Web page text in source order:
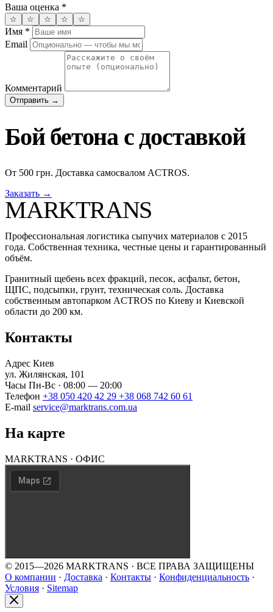
Ваша оценка *
☆ ☆ ☆ ☆ ☆
Имя *
Email
Комментарий
Отправить →
Бой бетона с доставкой
От 500 грн. Доставка самосвалом ACTROS.
Заказать →
MARKTRANS
Профессиональная логистика сыпучих материалов с 2015
года. Собственная техника, честные цены и гарантированный
объём.
Гранитный щебень всех фракций, песок, асфальт, бетон,
ЩПС, подсыпки, грунт, техническая соль. Доставка
собственным автопарком ACTROS по Киеву и Киевской
области до 200 км.
Контакты
Адрес Киев
ул. Жилянская, 101
Часы Пн-Вс · 08:00 — 20:00
Телефон +38 050 420 42 29 +38 068 742 60 61
E-mail service@marktrans.com.ua
На карте
MARKTRANS · ОФИС
© 2015—2026 MARKTRANS · ВСЕ ПРАВА ЗАЩИЩЕНЫ
О компании · Доставка · Контакты · Конфиденциальность ·
Условия · Sitemap